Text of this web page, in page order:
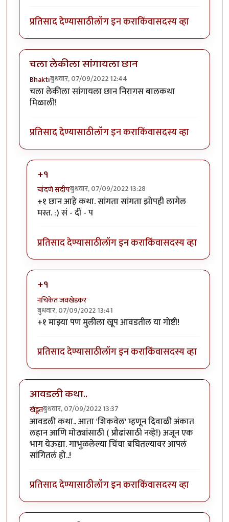
प्रतिसाद देण्यासाठीलॉग इन कराकिंवासदस्य व्हा
चला लेकीला सांगायला छान
Bhaktiबुधवार, 07/09/2022 12:44
चला लेकीला सांगायला छान निरागस बालकथा
मिळाली!
प्रतिसाद देण्यासाठीलॉग इन कराकिंवासदस्य व्हा
+१
चांदणे संदीपबुधवार, 07/09/2022 13:28
In reply toचला लेकीला सांगायला छान
+१ छान आहे कथा. सांगता सांगता झोपही लागेल
मस्त. :) सं - दी - प
प्रतिसाद देण्यासाठीलॉग इन कराकिंवासदस्य व्हा
+१
नचिकेत जवखेडकर
बुधवार, 07/09/2022 13:41
In reply toचला लेकीला सांगायला छान
+१ माझ्या पण मुलीला खूप आवडतील या गोष्टी!
प्रतिसाद देण्यासाठीलॉग इन कराकिंवासदस्य व्हा
आवडली कथा..
खेडूतबुधवार, 07/09/2022 13:37
आवडली कथा.. आता 'शिकवेल' म्हणून दिवाळी अंकात
लहान आणि मोठ्यांसाठी ( प्रौढांसाठी नव्हे!) अजून एक
भाग येऊद्या. गाभुळलेल्या चिंचा बघितल्यावर आपलं
सांगितलं हो..!
प्रतिसाद देण्यासाठीलॉग इन कराकिंवासदस्य व्हा